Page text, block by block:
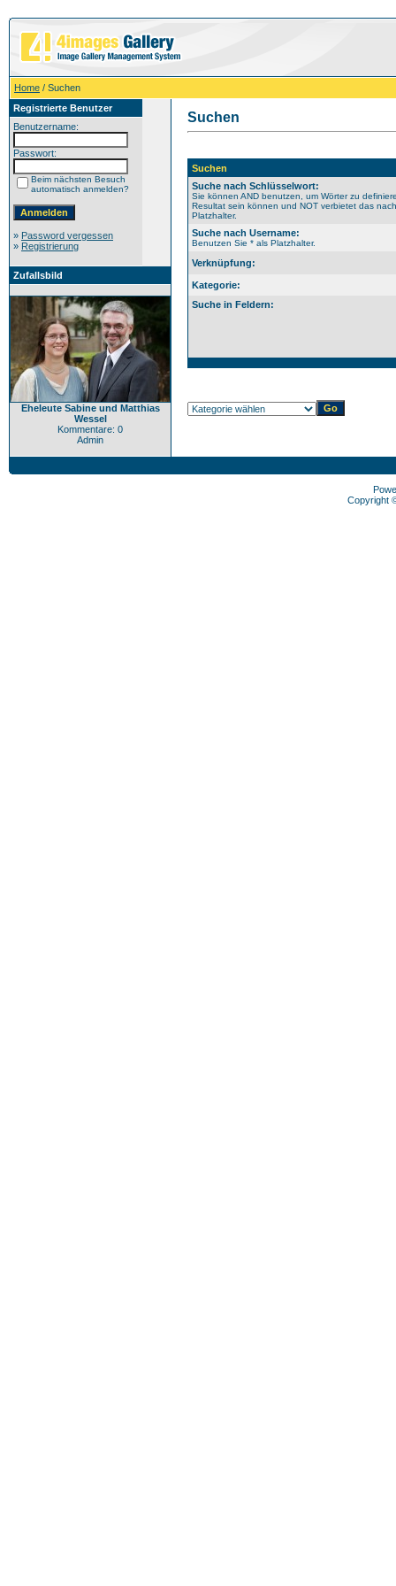
Home / Suchen
Registrierte Benutzer
Benutzername:
Passwort:
Beim nächsten Besuch
automatisch anmelden?
» Password vergessen
» Registrierung
Zufallsbild
Eheleute Sabine und Matthias
Wessel
Kommentare: 0
Admin
Suchen
Suchen
Suche nach Schlüsselwort:
Sie können AND benutzen, um Wörter zu
Resultat sein können und NOT verbietet das
Platzhalter.
Suche nach Username:
Benutzen Sie * als Platzhalter.
Verknüpfung:
Kategorie:
Suche in Feldern:
Copyright